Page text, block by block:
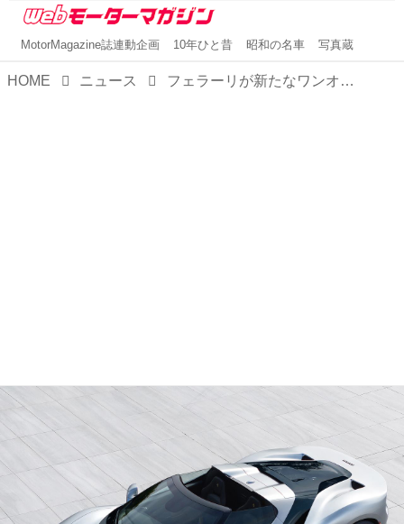
MotorMagazine誌連動企画 10年ひと昔 昭和の名車 写真蔵
HOME ニュース フェラーリが新たなワンオフモデル「HC25」を発表。F8スパイダーがベースのピュアなロードスター